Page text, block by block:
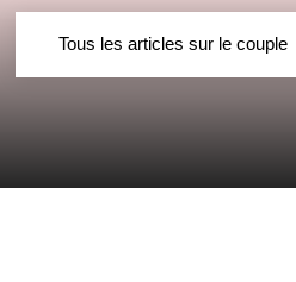
Tous les articles sur le couple